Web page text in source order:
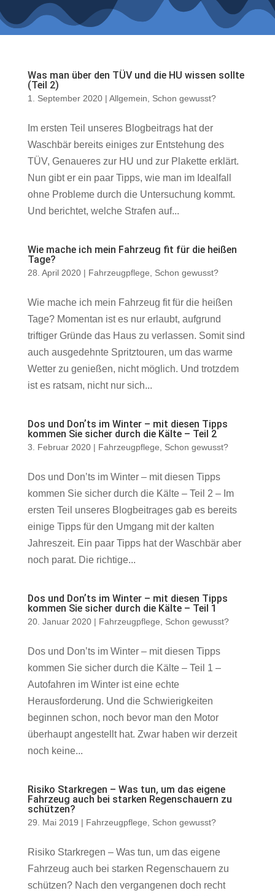
Was man über den TÜV und die HU wissen sollte
(Teil 2)
1. September 2020| Allgemein Schon gewusst?
Im ersten Teil unseres Blogbeitrags hat der
Waschbär bereits einiges zur Entstehung des
TÜV, Genaueres zur HU und zur Plakette erklärt.
Nun gibt er ein paar Tipps, wie man im Idealfall
ohne Probleme durch die Untersuchung kommt.
Und berichtet, welche Strafen auf...
Wie mache ich mein Fahrzeug fit für die heißen
Tage?
28. April 2020| Fahrzeugpflege Schon gewusst?
Wie mache ich mein Fahrzeug fit für die heißen
Tage? Momentan ist es nur erlaubt, aufgrund
triftiger Gründe das Haus zu verlassen. Somit sind
auch ausgedehnte Spritztouren, um das warme
Wetter zu genießen, nicht möglich. Und trotzdem
ist es ratsam, nicht nur sich...
Dos und Donʼts im Winter – mit diesen Tipps
kommen Sie sicher durch die Kälte – Teil 2
3. Februar 2020| Fahrzeugpflege Schon gewusst?
Dos und Donʼts im Winter – mit diesen Tipps
kommen Sie sicher durch die Kälte – Teil 2 – Im
ersten Teil unseres Blogbeitrages gab es bereits
einige Tipps für den Umgang mit der kalten
Jahreszeit. Ein paar Tipps hat der Waschbär aber
noch parat. Die richtige...
Dos und Donʼts im Winter – mit diesen Tipps
kommen Sie sicher durch die Kälte – Teil 1
20. Januar 2020| Fahrzeugpflege Schon gewusst?
Dos und Donʼts im Winter – mit diesen Tipps
kommen Sie sicher durch die Kälte – Teil 1 –
Autofahren im Winter ist eine echte
Herausforderung. Und die Schwierigkeiten
beginnen schon, noch bevor man den Motor
überhaupt angestellt hat. Zwar haben wir derzeit
noch keine...
Risiko Starkregen – Was tun, um das eigene
Fahrzeug auch bei starken Regenschauern zu
schützen?
29. Mai 2019 | Fahrzeugpflege Schon gewusst?
Risiko Starkregen – Was tun, um das eigene
Fahrzeug auch bei starken Regenschauern zu
schützen? Nach den vergangenen doch recht